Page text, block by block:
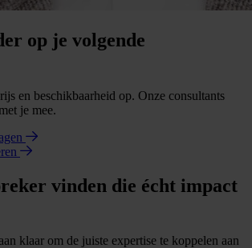
op je volgende
en beschikbaarheid op. Onze consultants
je mee.
vinden die écht impact
klaar om de juiste expertise te koppelen aan